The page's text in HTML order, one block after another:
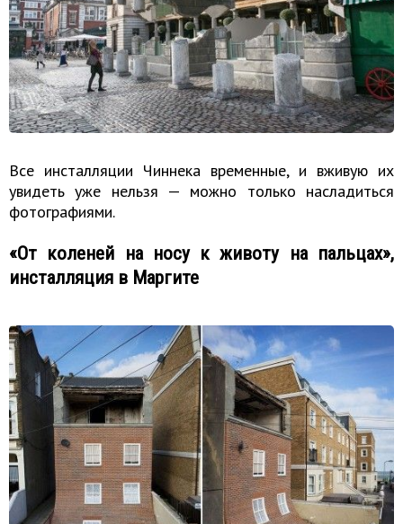
Все инсталляции Чиннека временные, и вживую их
увидеть уже нельзя — можно только насладиться
фотографиями.
«От коленей на носу к животу на пальцах»,
инсталляция в Маргите